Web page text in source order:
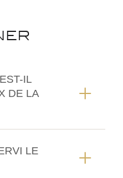
IL
DE LA
LE